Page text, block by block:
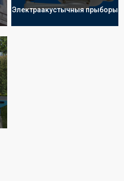
Электраакустычныя прыборы